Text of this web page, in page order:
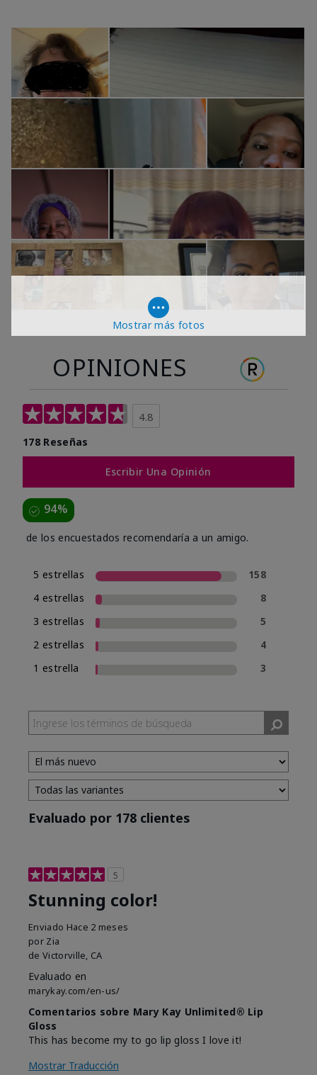
Mostrar más fotos
OPINIONES
4.8
178 Reseñas
Escribir Una Opinión
94%
de los encuestados recomendaría a un amigo.
5 estrellas
158
4 estrellas
8
3 estrellas
5
2 estrellas
4
1 estrella
3
Evaluado por 178 clientes
5
Stunning color!
Enviado Hace 2 meses
por Zia
de Victorville, CA
Evaluado en
marykay.com/en-us/
Comentarios sobre Mary Kay Unlimited® Lip
Gloss
This has become my to go lip gloss I love it!
Mostrar Traducción